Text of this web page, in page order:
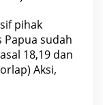
pihak
sudah
18,19 dan
Aksi,